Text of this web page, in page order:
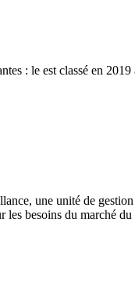
: le est classé en
une unité de
besoins du marché